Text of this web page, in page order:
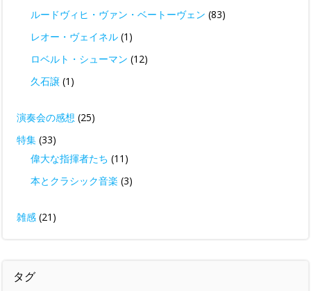
ルードヴィヒ・ヴァン・ベートーヴェン (83)
レオー・ヴェイネル (1)
ロベルト・シューマン (12)
久石譲 (1)
演奏会の感想 (25)
特集 (33)
偉大な指揮者たち (11)
本とクラシック音楽 (3)
雑感 (21)
タグ